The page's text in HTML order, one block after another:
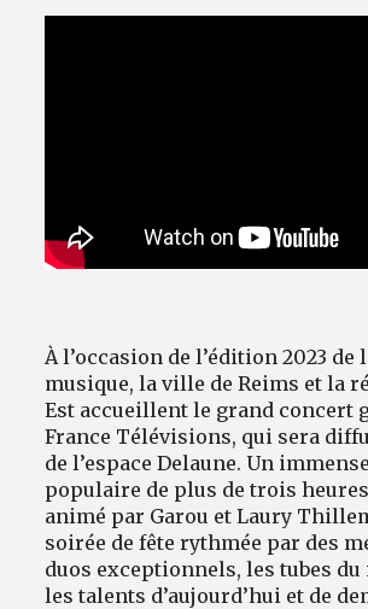
À l’occasion de l’édition 2023 de
musique, la ville de Reims et la
Est accueillent le grand concert
France Télévisions, qui sera
de l’espace Delaune. Un
populaire de plus de trois
animé par Garou et Laury
soirée de fête rythmée par des
duos exceptionnels, les tubes
les talents d’aujourd’hui et de